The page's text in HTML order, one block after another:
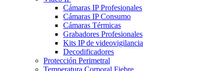
Cámaras IP Profesionales
Cámaras IP Consumo
Cámaras Térmicas
Grabadores Profesionales
Kits IP de videovigilancia
Decodificadores
Protección Perimetral
Temperatura Corporal Fiebre